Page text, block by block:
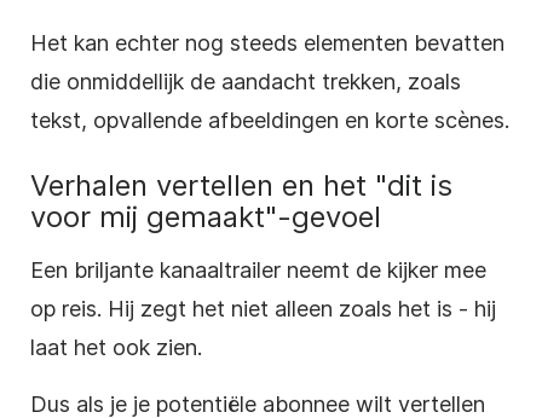
Het kan echter nog steeds elementen bevatten
die onmiddellijk de aandacht trekken, zoals
tekst, opvallende afbeeldingen en korte scènes.
Verhalen vertellen en het "dit is
voor mij gemaakt"-gevoel
Een briljante kanaaltrailer neemt de kijker mee
op reis. Hij zegt het niet alleen zoals het is - hij
laat het ook zien.
Dus als je je potentiële abonnee wilt vertellen